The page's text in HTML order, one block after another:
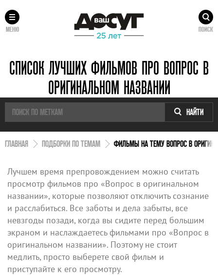
МЕНЮ ПОИСК
СПИСОК ЛУЧШИХ ФИЛЬМОВ ПРО ВОПРОС В
ОРИГИНАЛЬНОМ НАЗВАНИИ
НАЙТИ
ГЛАВНАЯ ПОДБОРКИ ПО ТЕМАМ ФИЛЬМЫ НА ТЕМУ ВОПРОС В
Лучшем время препровождением можно считать
просмотр фильмов про «Вопрос в оригинальном
названии», которые позволяют отключить сознание
и расслабиться. Все заботы и дела забыты, все
невзгоды позади, когда вы сидите перед большим
экраном и наслаждаетесь фильмами про «Вопрос в
оригинальном названии». Поэтому не стоит
медлить, просто выберете свой фильм и
приступайте к его просмотру.